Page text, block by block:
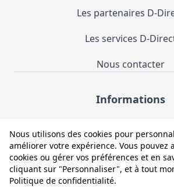
Nous utilisons des cookies pour
améliorer votre expérience. Vous pouvez
cookies ou gérer vos préférences et en
cliquant sur "Personnaliser", et à tout
Politique de confidentialité.
Les partenaires D-
Les services D-
Nous contacter
Informations
Demande de
Mentions légales et
Conditions générales